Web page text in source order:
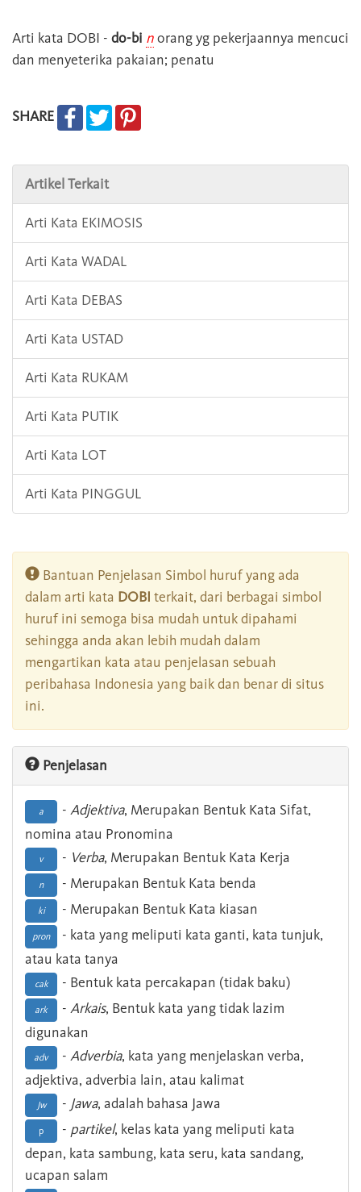
Arti kata DOBI - do-bi norang yg pekerjaannya mencuci
dan menyeterika pakaian; penatu
SHARE
Artikel Terkait
Arti Kata EKIMOSIS
Arti Kata WADAL
Arti Kata DEBAS
Arti Kata USTAD
Arti Kata RUKAM
Arti Kata PUTIK
Arti Kata LOT
Arti Kata PINGGUL
Bantuan Penjelasan Simbol huruf yang ada
dalam arti kata DOBI terkait, dari berbagai simbol
huruf ini semoga bisa mudah untuk dipahami
sehingga anda akan lebih mudah dalam
mengartikan kata atau penjelasan sebuah
peribahasa Indonesia yang baik dan benar di situs
ini.
Penjelasan
a - Adjektiva, Merupakan Bentuk Kata Sifat,
nomina atau Pronomina
v - Verba, Merupakan Bentuk Kata Kerja
n - Merupakan Bentuk Kata benda
ki - Merupakan Bentuk Kata kiasan
pron
- kata yang meliputi kata ganti, kata tunjuk,
atau kata tanya
cak - Bentuk kata percakapan (tidak baku)
ark - Arkais, Bentuk kata yang tidak lazim
digunakan
adv - Adverbia, kata yang menjelaskan verba,
adjektiva, adverbia lain, atau kalimat
Jw - Jawa, adalah bahasa Jawa
p - partikel, kelas kata yang meliputi kata
depan, kata sambung, kata seru, kata sandang,
ucapan salam